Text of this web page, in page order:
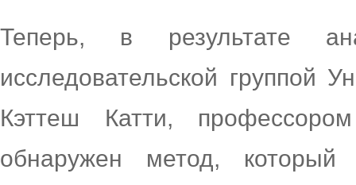
Теперь, в результате
исследовательской группой
Кэттеш Катти,
обнаружен метод,